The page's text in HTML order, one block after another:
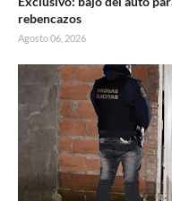
rebencazos
Agosto 06, 2026